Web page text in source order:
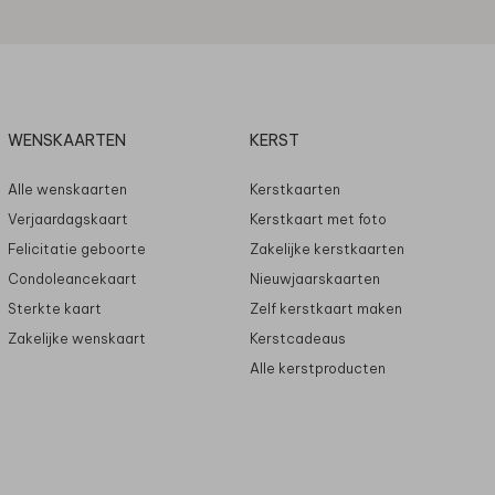
WENSKAARTEN
Alle wenskaarten
Verjaardagskaart
Felicitatie geboorte
Condoleancekaart
Sterkte kaart
Zakelijke wenskaart
KERST
Kerstkaarten
Kerstkaart met foto
Zakelijke kerstkaarten
Nieuwjaarskaarten
Zelf kerstkaart maken
Kerstcadeaus
Alle kerstproducten